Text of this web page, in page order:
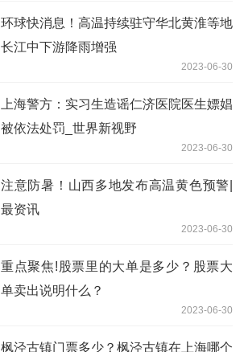
环球快消息！高温持续驻守华北黄淮等地
长江中下游降雨增强
2023-06-30
上海警方：实习生造谣仁济医院医生嫖娼
被依法处罚_世界新视野
2023-06-30
注意防暑！山西多地发布高温黄色预警|
最资讯
2023-06-30
重点聚焦!股票里的大单是多少？股票大
单卖出说明什么？
2023-06-30
枫泾古镇门票多少？枫泾古镇在上海哪个